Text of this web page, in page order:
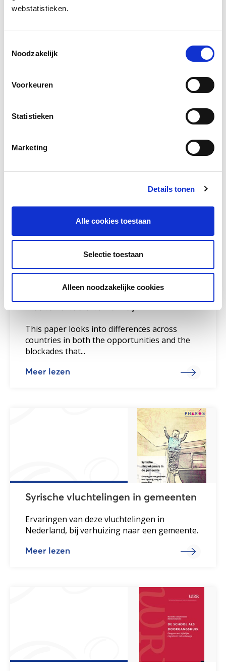
webstatistieken.
Noodzakelijk
Voorkeuren
Statistieken
Marketing
Details tonen
Alle cookies toestaan
Selectie toestaan
Alleen noodzakelijke cookies
Gerelateerd onderzoek
No lost generation: Education for
refugee children. A comparison
between Sweden, Germany, The
Netherlands and Turkey
This paper looks into differences across
countries in both the opportunities and the
blockades that...
Meer lezen
Syrische vluchtelingen in gemeenten
Ervaringen van deze vluchtelingen in
Nederland, bij verhuizing naar een gemeente.
Meer lezen